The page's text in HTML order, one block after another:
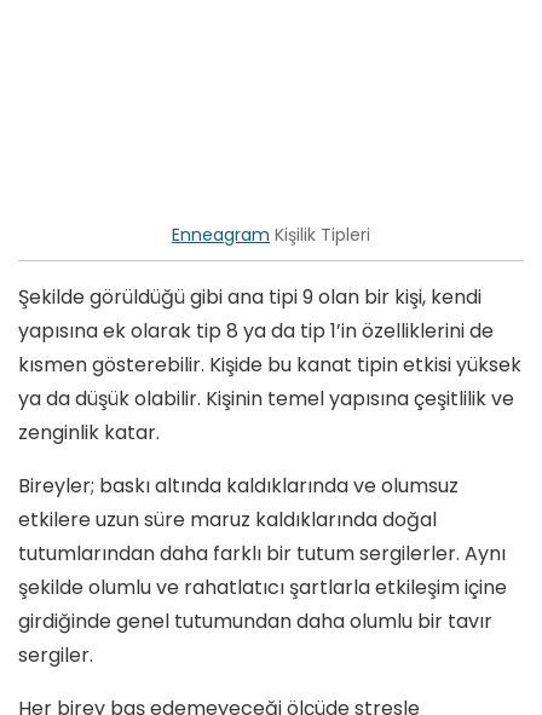
Enneagram Kişilik Tipleri
Şekilde görüldüğü gibi ana tipi 9 olan bir kişi, kendi
yapısına ek olarak tip 8 ya da tip 1’in özelliklerini de
kısmen gösterebilir. Kişide bu kanat tipin etkisi yüksek
ya da düşük olabilir. Kişinin temel yapısına çeşitlilik ve
zenginlik katar.
Bireyler; baskı altında kaldıklarında ve olumsuz
etkilere uzun süre maruz kaldıklarında doğal
tutumlarından daha farklı bir tutum sergilerler. Aynı
şekilde olumlu ve rahatlatıcı şartlarla etkileşim içine
girdiğinde genel tutumundan daha olumlu bir tavır
sergiler.
Her birey baş edemeyeceği ölçüde stresle